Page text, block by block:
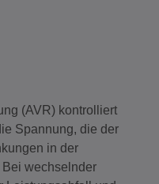
(AVR) kontrolliert
Spannung, die der
in der
wechselnder